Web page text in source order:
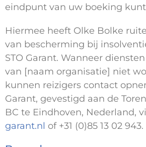
eindpunt van uw boeking
Hiermee heeft Olke Bolke
van bescherming bij
STO Garant. Wanneer
van [naam organisatie] niet
kunnen reizigers contact
Garant, gevestigd aan de
BC te Eindhoven, Nederland,
garant.nl of +31 (0)85 13 02 943.